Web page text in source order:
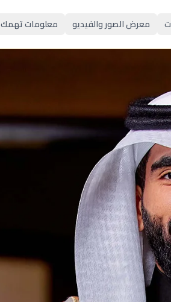
معرض الصور والفيديو معلومات تهمك